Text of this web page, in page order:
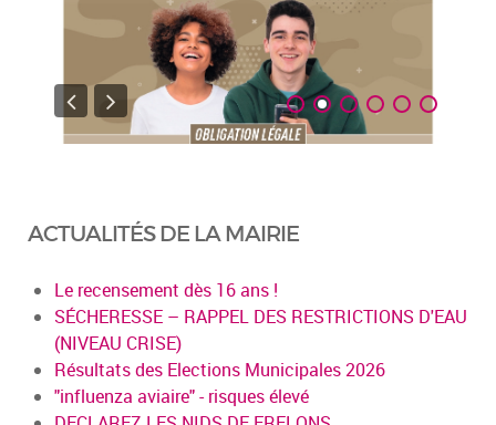
ACTUALITÉS DE LA MAIRIE
Le recensement dès 16 ans !
SÉCHERESSE – RAPPEL DES RESTRICTIONS D'EAU
(NIVEAU CRISE)
Résultats des Elections Municipales 2026
"influenza aviaire" - risques élevé